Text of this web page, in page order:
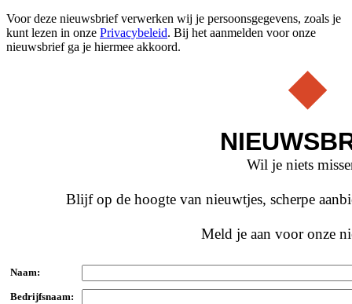
Voor deze nieuwsbrief verwerken wij je persoonsgegevens, zoals je
kunt lezen in onze Privacybeleid. Bij het aanmelden voor onze
nieuwsbrief ga je hiermee akkoord.
Wil je niets
Blijf op de hoogte van nieuwtjes, scherpe
Meld je aan voor onze
Naam:
Bedrijfsnaam: